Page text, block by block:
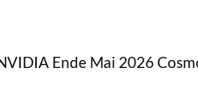
Ende Mai 2026